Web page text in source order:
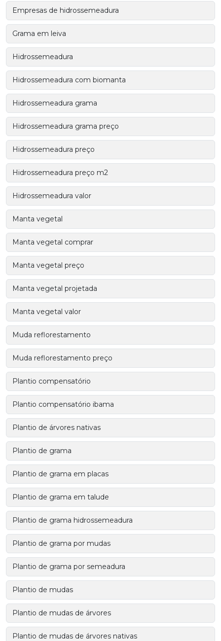
Empresas de hidrossemeadura
Grama em leiva
Hidrossemeadura
Hidrossemeadura com biomanta
Hidrossemeadura grama
Hidrossemeadura grama preço
Hidrossemeadura preço
Hidrossemeadura preço m2
Hidrossemeadura valor
Manta vegetal
Manta vegetal comprar
Manta vegetal preço
Manta vegetal projetada
Manta vegetal valor
Muda reflorestamento
Muda reflorestamento preço
Plantio compensatório
Plantio compensatório ibama
Plantio de árvores nativas
Plantio de grama
Plantio de grama em placas
Plantio de grama em talude
Plantio de grama hidrossemeadura
Plantio de grama por mudas
Plantio de grama por semeadura
Plantio de mudas
Plantio de mudas de árvores
Plantio de mudas de árvores nativas